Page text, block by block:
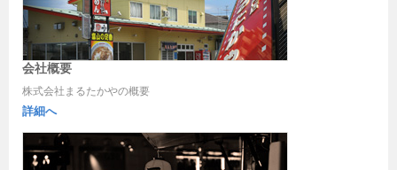
会社概要
株式会社まるたかやの概要
詳細へ